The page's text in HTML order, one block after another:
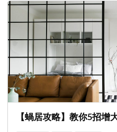
【蝸居攻略】教你5招增